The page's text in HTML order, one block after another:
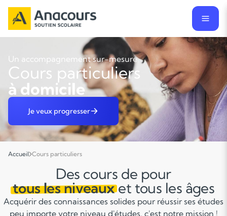
Un accompagnement sur-mesure
Cours particuliers
à domicile
Je veux progresser
Accueil Cours particuliers
Des cours de pour
tous les niveauxet tous les âges
Acquérir des connaissances solides pour réussir ses études
peu importe votre niveau d'études, c'est notre mission !